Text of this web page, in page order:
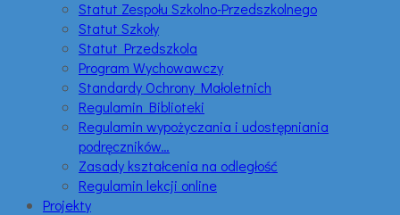
Statut Zespołu Szkolno-Przedszkolnego
Statut Szkoły
Statut Przedszkola
Program Wychowawczy
Standardy Ochrony Małoletnich
Regulamin Biblioteki
Regulamin wypożyczania i udostępniania
podręczników…
Zasady kształcenia na odległość
Regulamin lekcji online
Projekty